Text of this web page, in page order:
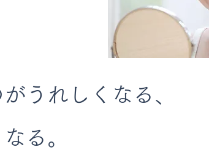
うれしくなる、
る。